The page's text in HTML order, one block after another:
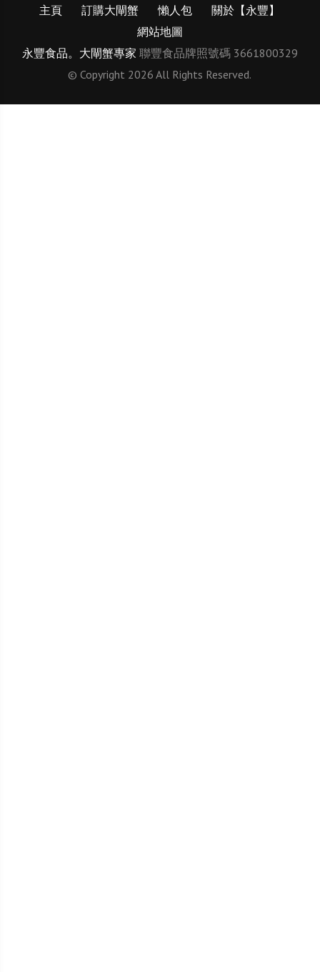
主頁 訂購大閘蟹 懶人包
關於【永豐】
網站地圖
永豐食品。大閘蟹專家 聯豐食品牌照號碼 3661800329
© Copyright 2026 All Rights Reserved.